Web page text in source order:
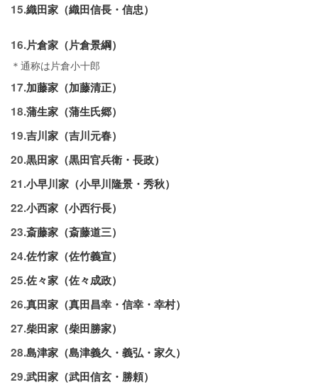
15.織田家（織田信長・信忠）
16.片倉家（片倉景綱）
＊通称は片倉小十郎
17.加藤家（加藤清正）
18.蒲生家（蒲生氏郷）
19.吉川家（吉川元春）
20.黒田家（黒田官兵衛・長政）
21.小早川家（小早川隆景・秀秋）
22.小西家（小西行長）
23.斎藤家（斎藤道三）
24.佐竹家（佐竹義宣）
25.佐々家（佐々成政）
26.真田家（真田昌幸・信幸・幸村）
27.柴田家（柴田勝家）
28.島津家（島津義久・義弘・家久）
29.武田家（武田信玄・勝頼）